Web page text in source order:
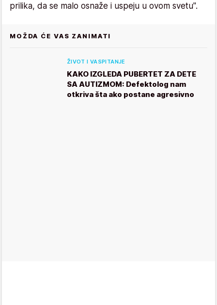
prilika, da se malo osnaže i uspeju u ovom svetu".
MOŽDA ĆE VAS ZANIMATI
ŽIVOT I VASPITANJE
KAKO IZGLEDA PUBERTET ZA DETE
SA AUTIZMOM: Defektolog nam
otkriva šta ako postane agresivno